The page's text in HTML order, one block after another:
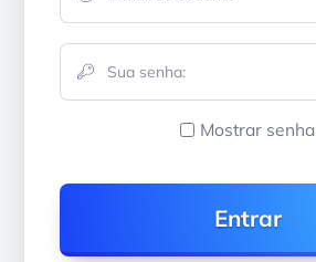
Mostrar senha